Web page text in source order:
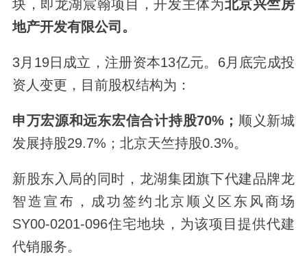
块，即龙湖宸翰项目，开发主体为北京兴竺房
地产开发有限公司。
3月19日成立，注册资本13亿元。 6月底完成投
资人变更，目前股权结构为：
申万宏源和远东宏信合计持股70% ； 顺义新城
发展持股29.7%；北京天竺持股0.3%。
新股东入局的同时，龙湖集团旗下代建品牌龙
智造宣布，成功签约北京顺义区东风商场
SY00-0201-096住宅地块，为该项目提供代建
代销服务。